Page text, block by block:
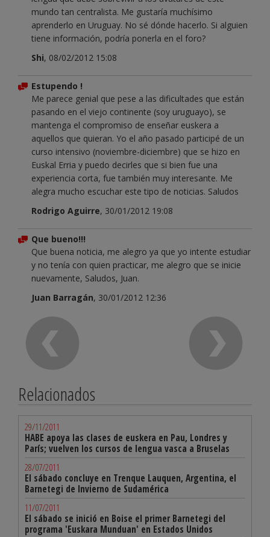
mundo tan centralista. Me gustaría muchísimo
aprenderlo en Uruguay. No sé dónde hacerlo. Si alguien
tiene información, podría ponerla en el foro?
Shi, 08/02/2012 15:08
Estupendo !
Me parece genial que pese a las dificultades que están
pasando en el viejo continente (soy uruguayo), se
mantenga el compromiso de enseñar euskera a
aquellos que quieran. Yo el año pasado participé de un
curso intensivo (noviembre-diciembre) que se hizo en
Euskal Erria y puedo decirles que si bien fue una
experiencia corta, fue también muy interesante. Me
alegra mucho escuchar este tipo de noticias. Saludos
Rodrigo Aguirre, 30/01/2012 19:08
Que bueno!!!
Que buena noticia, me alegro ya que yo intente estudiar
y no tenía con quien practicar, me alegro que se inicie
nuevamente, Saludos, Juan.
Juan Barragán, 30/01/2012 12:36
Relacionados
29/11/2011
HABE apoya las clases de euskera en Pau, Londres y
París; vuelven los cursos de lengua vasca a Bruselas
28/07/2011
El sábado concluye en Trenque Lauquen, Argentina, el
Barnetegi de Invierno de Sudamérica
11/07/2011
El sábado se inició en Boise el primer Barnetegi del
programa 'Euskara Munduan' en Estados Unidos